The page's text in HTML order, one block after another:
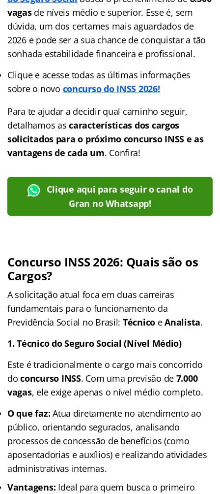
vagasde níveis médio e superior. Esse é, sem
dúvida, um dos certames mais aguardados de
2026 e pode ser a sua chance de conquistar a tão
sonhada estabilidade financeira e profissional.
Clique e acesse todas as últimas informações
sobre o novo concurso do INSS 2026!
Para te ajudar a decidir qual caminho seguir,
detalhamos as características dos cargos
solicitados para o próximo concurso INSS e as
vantagens de cada um. Confira!
Clique aqui para seguir o canal do
Gran no Whatsapp!
Concurso INSS 2026: Quais são os
Cargos?
A solicitação atual foca em duas carreiras
fundamentais para o funcionamento da
Previdência Social no Brasil: Técnico eAnalista.
1. Técnico do Seguro Social (Nível Médio)
Este é tradicionalmente o cargo mais concorrido
doconcurso INSS. Com uma previsão de 7.000
vagas, ele exige apenas o nível médio completo.
O que faz: Atua diretamente no atendimento ao
público, orientando segurados, analisando
processos de concessão de benefícios (como
aposentadorias e auxílios) e realizando atividades
administrativas internas.
Vantagens: Ideal para quem busca o primeiro